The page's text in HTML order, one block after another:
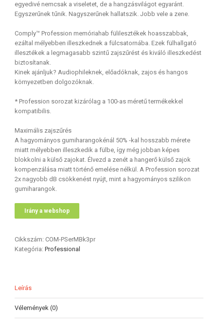
egyedivé nemcsak a viseletet, de a hangzásvilágot egyaránt.
Egyszerűnek tűnik. Nagyszerűnek hallatszik. Jobb vele a zene.
Comply™ Profession memóriahab fülilesztékek hoasszabbak,
ezáltal mélyebben illeszkednek a fülcsatornába. Ezek fülhallgató
illesztékek a legmagasabb szintű zajszűrést és kiváló illeszkedést
biztosítanak.
Kinek ajánljuk? Audiophileknek, előadóknak, zajos és hangos
környezetben dolgozóknak.
* Profession sorozat kizárólag a 100-as méretű termékekkel
kompatibilis.
Maximális zajszűrés
A hagyományos gumiharangokénál 50% -kal hosszabb mérete
miatt mélyebben illeszkedik a fülbe, így még jobban képes
blokkolni a külső zajokat. Élvezd a zenét a hangerő külső zajok
kompenzálása miatt történő emelése nélkül. A Profession sorozat
2x nagyobb dB csökkenést nyújt, mint a hagyományos szilikon
gumiharangok.
Irány a webshop
Cikkszám: COM-PSerMBk3pr
Kategória: Professional
Leírás
Vélemények (0)